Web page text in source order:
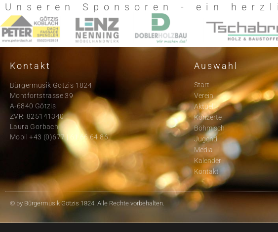
Unseren Sponsoren - ein
Kontakt
Bürgermusik Götzis 1824
Montfortstrasse 39
A-6840 Götzis
ZVR: 825141340
Laura Gorbach
Mobil +43 (0)677 | 61 66 64 86
Auswahl
Start
Verein
Aktuell
Konzerte
Böhmisch
Jugend
Media
Kalender
Kontakt
© by Bürgermusik Götzis 1824. Alle Rechte vorbehalten.